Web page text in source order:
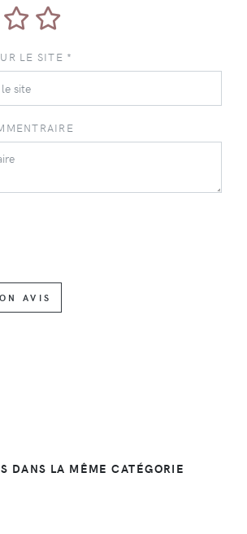
LE SITE *
AVIS
DANS LA MÊME CATÉGORIE